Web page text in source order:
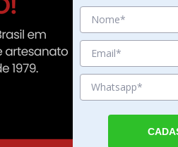
de Acetato para Pintura
- Arabesco Ponta